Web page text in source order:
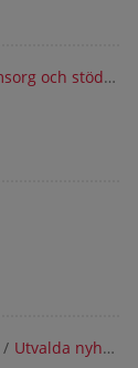
och stöd/
/ Utvalda nyheter